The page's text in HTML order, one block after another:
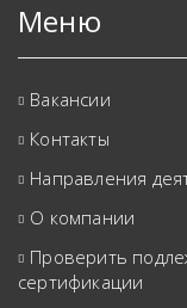
Меню
Вакансии
Контакты
Направления
О компании
Проверить
сертификации